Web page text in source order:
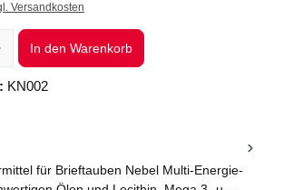
Versandkosten
den gewünschten Wert ein oder benutze die
In den Warenkorb
KN002
für Brieftauben Nebel Multi-Energie-